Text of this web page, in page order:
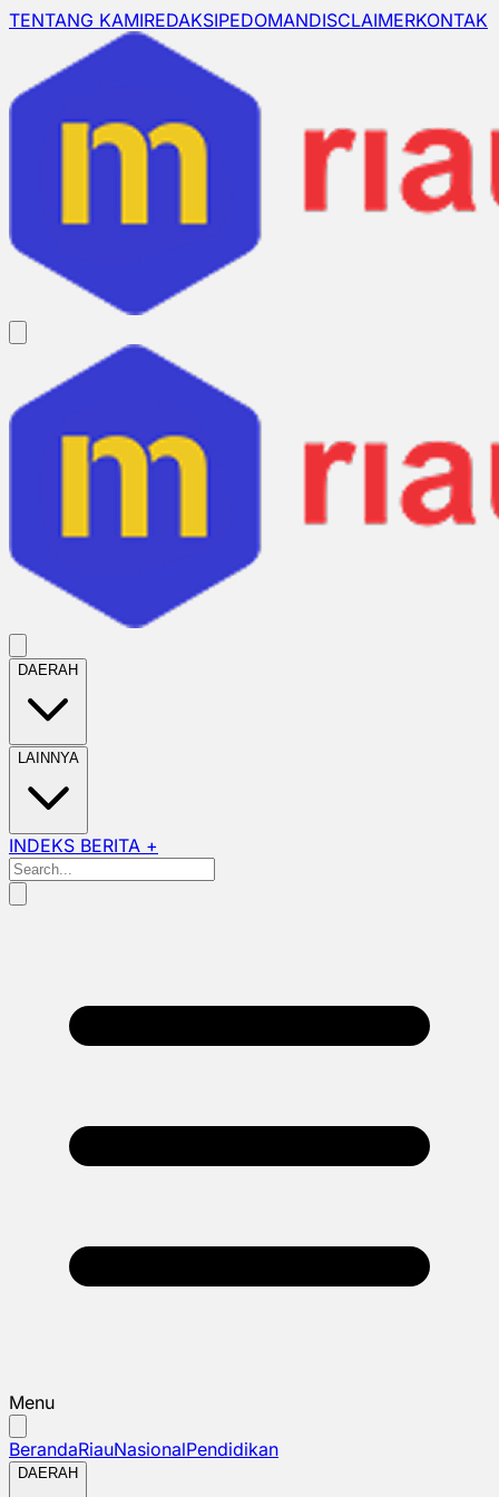
TENTANG KAMIREDAKSIPEDOMANDISCLAIMERKONTAK
DAERAH
LAINNYA
INDEKS BERITA +
Menu
BerandaRiauNasionalPendidikan
DAERAH